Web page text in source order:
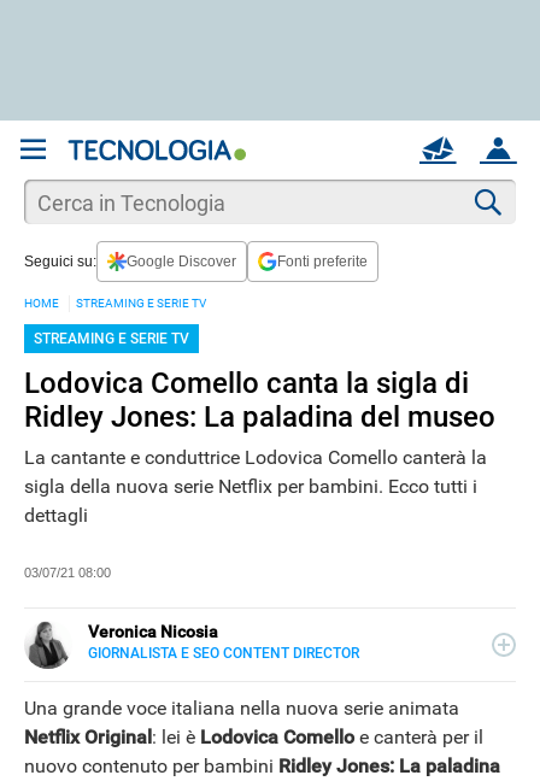
ACCOUNT
MAIL
Seguici su: Google Discover Fonti preferite
HOME STREAMING E SERIE TV
STREAMING E SERIE TV
Lodovica Comello canta la sigla di
Ridley Jones: La paladina del museo
La cantante e conduttrice Lodovica Comello canterà la
sigla della nuova serie Netflix per bambini. Ecco tutti i
dettagli
03/07/21 08:00
Veronica Nicosia
GIORNALISTA E SEO CONTENT DIRECTOR
tecnologia e innovazione per magazine online e carta
stampata. Nel 2020 approda a Libero Tecnologia
Una grande voce italiana nella nuova serie animata
Netflix Original: lei è Lodovica Comelloe canterà per il
nuovo contenuto per bambini Ridley Jones: La paladina